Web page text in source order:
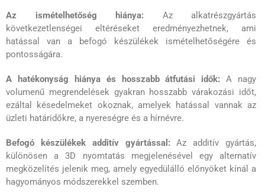
Az ismételhetőség hiánya: Az alkatrészgyártás
következetlenségei eltéréseket eredményezhetnek, ami
hatással van a befogó készülékek ismételhetőségére és
pontosságára.
A hatékonyság hiánya és hosszabb átfutási idők: A nagy
volumenű megrendelések gyakran hosszabb várakozási időt,
ezáltal késedelmeket okoznak, amelyek hatással vannak az
üzleti határidőkre, a nyereségre és a hírnévre.
Befogó készülékek additív gyártással: Az additív gyártás,
különösen a 3D nyomtatás megjelenésével egy alternatív
megközelítés jelenik meg, amely egyedülálló előnyöket kínál a
hagyományos módszerekkel szemben.